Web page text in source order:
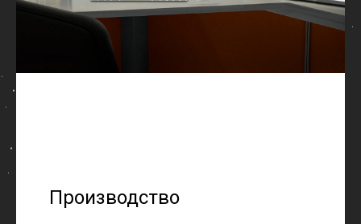
Производство